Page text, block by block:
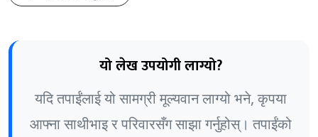
यो लेख उपयोगी लाग्यो?
यदि तपाईंलाई यो सामग्री मूल्यवान लाग्यो भने, कृपया
आफ्ना साथीभाइ र परिवारसँग साझा गर्नुहोस्। तपाईंको